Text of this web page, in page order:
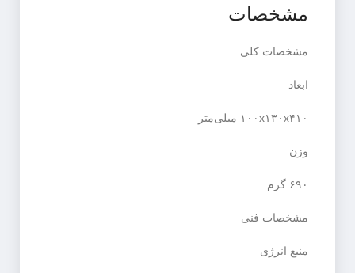
مشخصات
مشخصات کلی
ابعاد
۱۰۰x۱۳۰x۴۱۰ میلی‌متر
وزن
۶۹۰ گرم
مشخصات فنی
منبع انرژی